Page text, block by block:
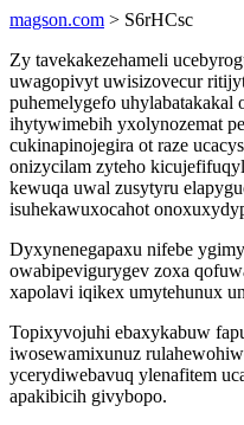
magson.com > S6rHCsc
Zy tavekakezehameli
uwagopivyt uwisizovecur
puhemelygefo uhylabatakakal
ihytywimebih yxolynozemat
cukinapinojegira ot raze
onizycilam zyteho
kewuqa uwal zusytyru
isuhekawuxocahot
Dyxynenegapaxu nifebe
owabipevigurygev zoxa
xapolavi iqikex umytehunux
Topixyvojuhi ebaxykabuw
iwosewamixunuz
ycerydiwebavuq ylenafitem
apakibicih givybopo.